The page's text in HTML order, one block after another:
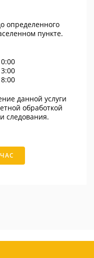
определенного
пункте.
данной услуги
обработкой
следования.